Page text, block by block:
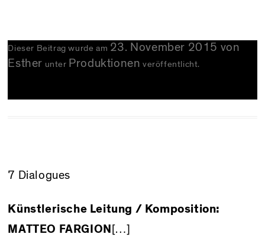
Dieser Beitrag wurde am 23. November 2015 von
Esther unter Produktionen veröffentlicht.
7 Dialogues
Künstlerische Leitung / Komposition:
MATTEO FARGION […]